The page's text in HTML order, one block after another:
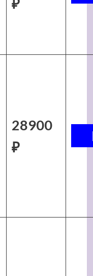
28900
₽